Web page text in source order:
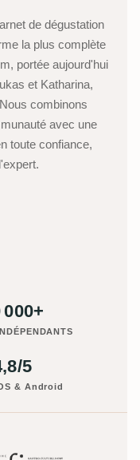
de dégustation
la plus complète
portée aujourd'hui
et Katharina,
combinons
avec une
toute confiance,
000+
5
& Android